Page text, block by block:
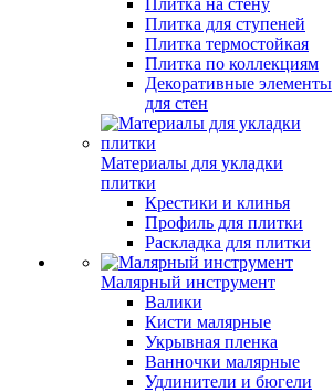
Плитка на стену
Плитка для ступеней
Плитка термостойкая
Плитка по коллекциям
Декоративные элементы
для стен
Материалы для укладки
плитки
Крестики и клинья
Профиль для плитки
Раскладка для плитки
Малярный инструмент
Валики
Кисти малярные
Укрывная пленка
Ванночки малярные
Удлинители и бюгели